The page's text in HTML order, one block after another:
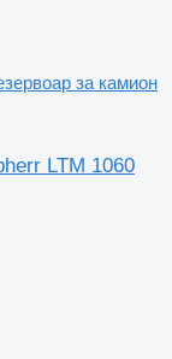
за камион
LTM 1060